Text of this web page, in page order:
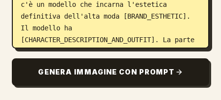
c'è un modello che incarna l'estetica
definitiva dell'alta moda [BRAND_ESTHETIC].
Il modello ha
[CHARACTER_DESCRIPTION_AND_OUTFIT]. La parte
superiore del corpo è contenuta all'interno
appoggiata vicino ai capelli o al viso. Il
ritratto è reso con assoluto realismo,
GENERA IMMAGINE CON PROMPT